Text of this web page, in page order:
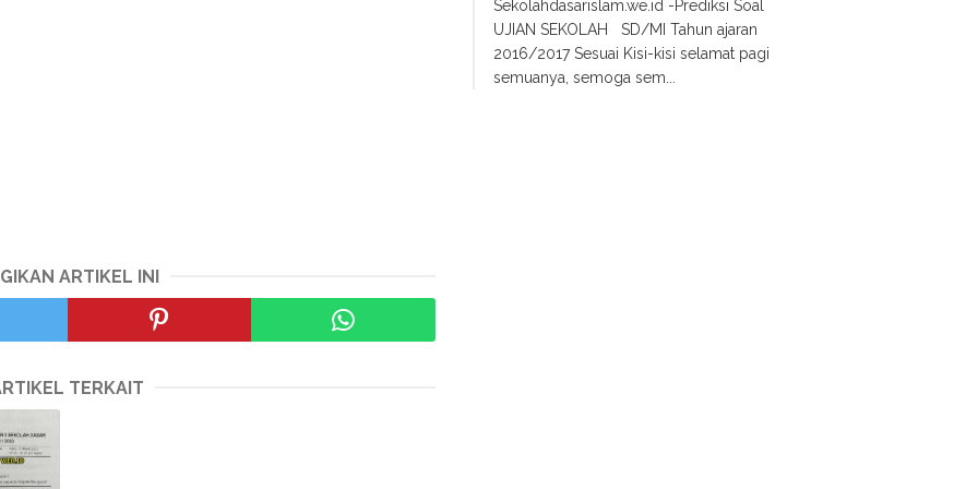
ARTIKEL INI
TERKAIT
Sekolahdasarislam.we.id -Prediksi Soal
UJIAN SEKOLAH SD/MI Tahun ajaran
2016/2017 Sesuai Kisi-kisi selamat pagi
semuanya, semoga sem...